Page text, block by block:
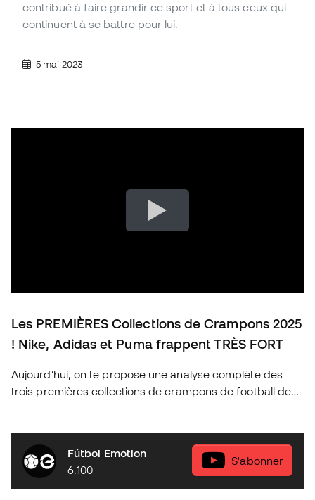
contribué à faire grandir ce sport et à tous ceux qui
continuent à se battre pour lui.
5 mai 2023
Les PREMIÈRES Collections de Crampons 2025
! Nike, Adidas et Puma frappent TRÈS FORT
Aujourd’hui, on te propose une analyse complète des
trois premières collections de crampons de football de
technologies qui révolutionnent le jeu et quels sont les
crampons idéaux pour chaque type de joueur. As-tu déjà
ton modèle préféré ? Donne-nous ton avis en
commentaire et n’oublie pas de t’abonner pour plus de
Fútbol Emotion
6.100
S'abonner